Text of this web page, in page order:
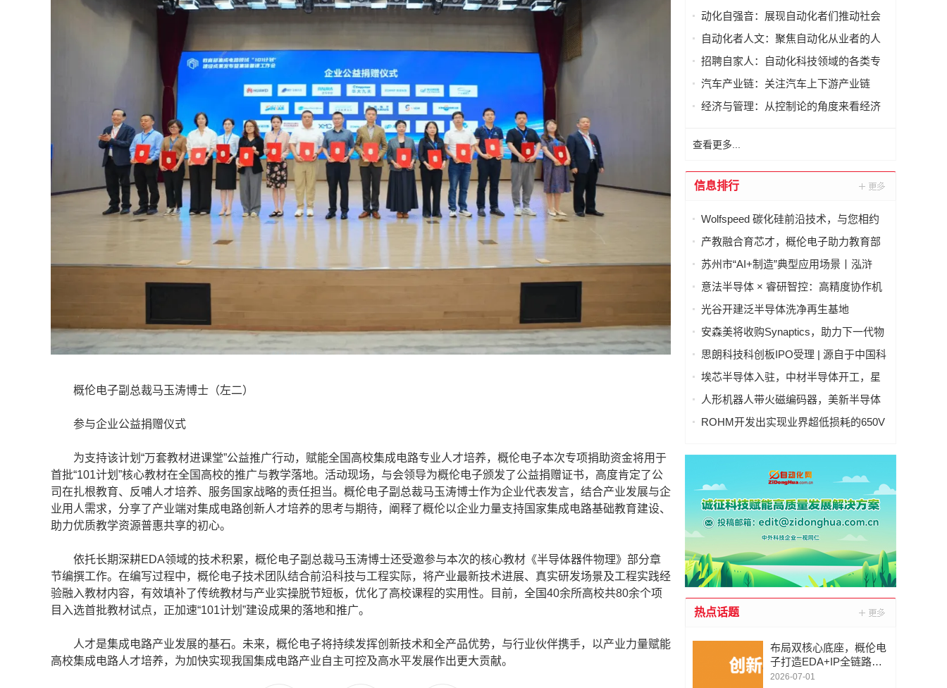
概伦电子副总裁马玉涛博士（左二）
参与企业公益捐赠仪式
为支持该计划“万套教材进课堂”公益推广行动，赋能全国高校集成电路专业人才培养，概伦电子本次专项捐助资金将用于
首批“101计划”核心教材在全国高校的推广与教学落地。活动现场，与会领导为概伦电子颁发了公益捐赠证书，高度肯定了公
司在扎根教育、反哺人才培养、服务国家战略的责任担当。概伦电子副总裁马玉涛博士作为企业代表发言，结合产业发展与企
业用人需求，分享了产业端对集成电路创新人才培养的思考与期待，阐释了概伦以企业力量支持国家集成电路基础教育建设、
助力优质教学资源普惠共享的初心。
依托长期深耕EDA领域的技术积累，概伦电子副总裁马玉涛博士还受邀参与本次的核心教材《半导体器件物理》部分章
节编撰工作。在编写过程中，概伦电子技术团队结合前沿科技与工程实际，将产业最新技术进展、真实研发场景及工程实践经
验融入教材内容，有效填补了传统教材与产业实操脱节短板，优化了高校课程的实用性。目前，全国40余所高校共80余个项
目入选首批教材试点，正加速“101计划”建设成果的落地和推广。
人才是集成电路产业发展的基石。未来，概伦电子将持续发挥创新技术和全产品优势，与行业伙伴携手，以产业力量赋能
高校集成电路人才培养，为加快实现我国集成电路产业自主可控及高水平发展作出更大贡献。
动化自强音：展现自动化者们推动社会
进步发出的响亮声音
自动化者人文：聚焦自动化从业者的人
文思考
招聘自家人：自动化科技领域的各类专
家及人才需求资讯
汽车产业链：关注汽车上下游产业链
经济与管理：从控制论的角度来看经济
查看更多...
信息排行
Wolfspeed 碳化硅前沿技术，与您相约
德国 PCIM 2026
产教融合育芯才，概伦电子助力教育部
集成电路“101计划”建设落地
苏州市“AI+制造”典型应用场景丨泓浒
AI+晶圆智控真空传输平台
意法半导体 × 睿研智控：高精度协作机
器人灵巧手
光谷开建泛半导体洗净再生基地
安森美将收购Synaptics，助力下一代物
理AI智能系统发展
思朗科技科创板IPO受理 | 源自于中国科
学院自动化研究所
埃芯半导体入驻，中材半导体开工，星
辰技术设备搬入，光谷半导体产业链有
人形机器人带火磁编码器，美新半导体
布局位置感知新风口
ROHM开发出实现业界超低损耗的650V
热点话题
布局双核心底座，概伦电
子打造EDA+IP全链路赋
能平台
2026-07-01